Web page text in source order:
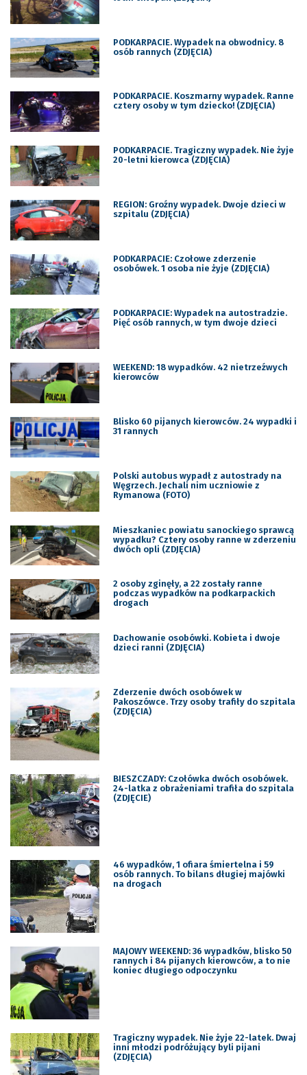
PODKARPACIE. Wypadek na obwodnicy. 8
osób rannych (ZDJĘCIA)
PODKARPACIE. Koszmarny wypadek. Ranne
cztery osoby w tym dziecko! (ZDJĘCIA)
PODKARPACIE. Tragiczny wypadek. Nie żyje
20-letni kierowca (ZDJĘCIA)
REGION: Groźny wypadek. Dwoje dzieci w
szpitalu (ZDJĘCIA)
PODKARPACIE: Czołowe zderzenie
osobówek. 1 osoba nie żyje (ZDJĘCIA)
PODKARPACIE: Wypadek na autostradzie.
Pięć osób rannych, w tym dwoje dzieci
WEEKEND: 18 wypadków. 42 nietrzeźwych
kierowców
Blisko 60 pijanych kierowców. 24 wypadki i
31 rannych
Polski autobus wypadł z autostrady na
Węgrzech. Jechali nim uczniowie z
Rymanowa (FOTO)
Mieszkaniec powiatu sanockiego sprawcą
wypadku? Cztery osoby ranne w zderzeniu
dwóch opli (ZDJĘCIA)
2 osoby zginęły, a 22 zostały ranne
podczas wypadków na podkarpackich
drogach
Dachowanie osobówki. Kobieta i dwoje
dzieci ranni (ZDJĘCIA)
Zderzenie dwóch osobówek w
Pakoszówce. Trzy osoby trafiły do szpitala
(ZDJĘCIA)
BIESZCZADY: Czołówka dwóch osobówek.
24-latka z obrażeniami trafiła do szpitala
(ZDJĘCIE)
46 wypadków, 1 ofiara śmiertelna i 59
osób rannych. To bilans długiej majówki
na drogach
MAJOWY WEEKEND: 36 wypadków, blisko 50
rannych i 84 pijanych kierowców, a to nie
koniec długiego odpoczynku
Tragiczny wypadek. Nie żyje 22-latek. Dwaj
inni młodzi podróżujący byli pijani
(ZDJĘCIA)